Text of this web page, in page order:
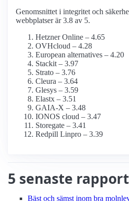
Genomsnittet i integritet och
webbplatser är 3.8 av 5.
Hetzner Online – 4.65
OVHcloud – 4.28
European alternatives – 4.20
Stackit – 3.97
Strato – 3.76
Cleura – 3.64
Glesys – 3.59
Elastx – 3.51
GAIA-X – 3.48
IONOS cloud – 3.47
Storegate – 3.41
Redpill Linpro – 3.39
5 senaste
Bäst och sämst inom bra